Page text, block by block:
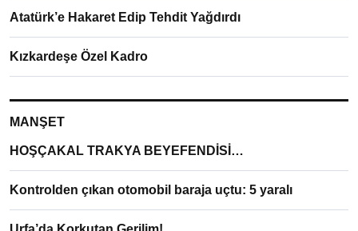
Atatürk’e Hakaret Edip Tehdit Yağdırdı
Kızkardeşe Özel Kadro
MANŞET
HOŞÇAKAL TRAKYA BEYEFENDİSİ…
Kontrolden çıkan otomobil baraja uçtu: 5 yaralı